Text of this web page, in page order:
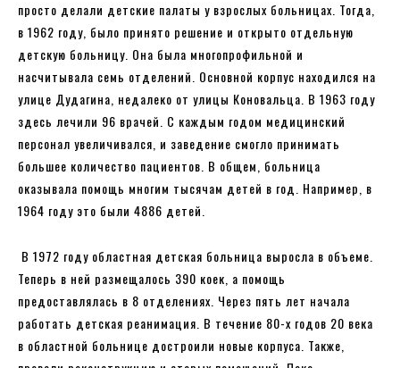
просто делали детские палаты у взрослых больницах. Тогда,
в 1962 году, было принято решение и открыто отдельную
детскую больницу. Она была многопрофильной и
насчитывала семь отделений. Основной корпус находился на
улице Дудагина, недалеко от улицы Коновальца. В 1963 году
здесь лечили 96 врачей. С каждым годом медицинский
персонал увеличивался, и заведение смогло принимать
большее количество пациентов. В общем, больница
оказывала помощь многим тысячам детей в год. Например, в
1964 году это были 4886 детей.
В 1972 году областная детская больница выросла в объеме.
Теперь в ней размещалось 390 коек, а помощь
предоставлялась в 8 отделениях. Через пять лет начала
работать детская реанимация. В течение 80-х годов 20 века
в областной больнице достроили новые корпуса. Также,